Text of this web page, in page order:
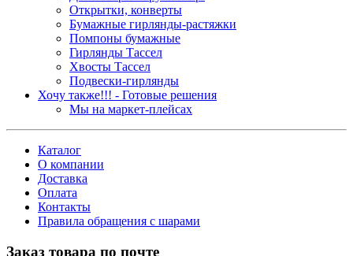
Открытки, конверты
Бумажные гирлянды-растяжки
Помпоны бумажные
Гирлянды Тассел
Хвосты Тассел
Подвески-гирлянды
Хочу также!!! - Готовые решения
Мы на маркет-плейсах
Каталог
О компании
Доставка
Оплата
Контакты
Правила обращения с шарами
Заказ товара по почте